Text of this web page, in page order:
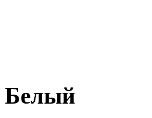
Белый